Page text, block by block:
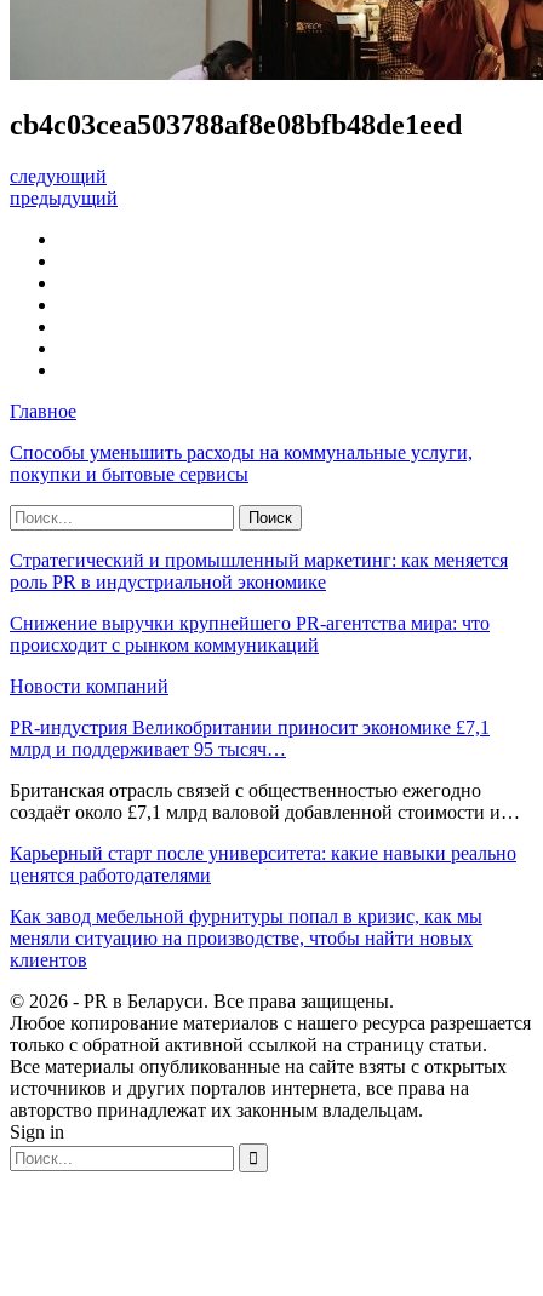
cb4c03cea503788af8e08bfb48de1eed
следующий
предыдущий
Главное
Способы уменьшить расходы на коммунальные услуги,
покупки и бытовые сервисы
Стратегический и промышленный маркетинг: как меняется
роль PR в индустриальной экономике
Снижение выручки крупнейшего PR-агентства мира: что
происходит с рынком коммуникаций
Новости компаний
PR-индустрия Великобритании приносит экономике £7,1
млрд и поддерживает 95 тысяч…
Британская отрасль связей с общественностью ежегодно
создаёт около £7,1 млрд валовой добавленной стоимости и…
Карьерный старт после университета: какие навыки реально
ценятся работодателями
Как завод мебельной фурнитуры попал в кризис, как мы
меняли ситуацию на производстве, чтобы найти новых
клиентов
© 2026 - PR в Беларуси. Все права защищены.
Любое копирование материалов с нашего ресурса разрешается
только с обратной активной ссылкой на страницу статьи.
Все материалы опубликованные на сайте взяты с открытых
источников и других порталов интернета, все права на
авторство принадлежат их законным владельцам.
Sign in